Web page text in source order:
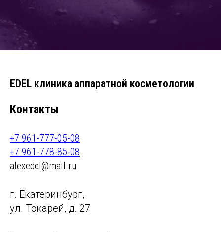
EDEL клиника аппаратной косметологии
Контакты
+7 961-777-05-08
+7 961-778-85-08
alexedel@mail.ru
г. Екатеринбург,
ул. Токарей, д. 27